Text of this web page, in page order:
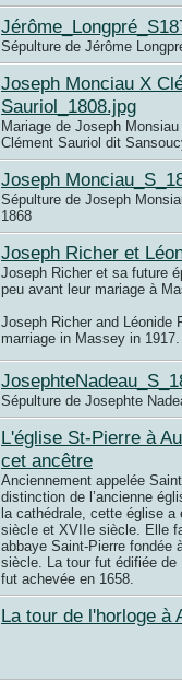
Sépulture de Jérôme
Joseph Monciau X
Sauriol_1808.jpg
Mariage de Joseph
Clément Sauriol dit
Joseph
Sépulture de Joseph
1868
Joseph Richer et
Joseph Richer et sa future
peu avant leur mariage à
Joseph Richer and Léonide
marriage in Massey in 1917.
Sépulture de Josephte
L'église St-Pierre à
cet ancêtre
Anciennement appelée
distinction de l’ancienne
la cathédrale, cette église
siècle et XVIIe siècle. Elle
abbaye Saint-Pierre fondée
siècle. La tour fut édifiée de
fut achevée en 1658.
La tour de l'horloge à